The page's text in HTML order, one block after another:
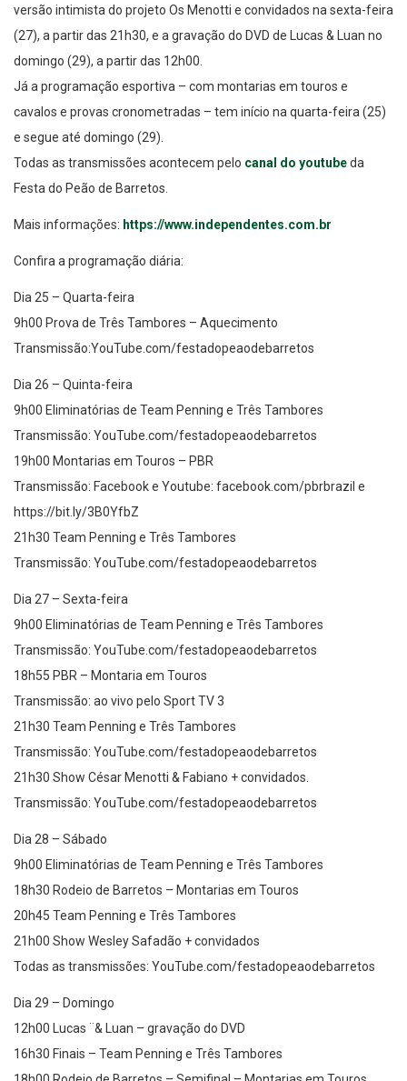
(27), a partir das 21h30, e a gravação do DVD de Lucas & Luan no
domingo (29), a partir das 12h00.
Já a programação esportiva – com montarias em touros e
cavalos e provas cronometradas – tem início na quarta-feira (25)
e segue até domingo (29).
Todas as transmissões acontecem pelo
Festa do Peão de Barretos.
9h00 Prova de Três Tambores – Aquecimento
Transmissão:YouTube.com/festadopeaodebarretos
9h00 Eliminatórias de Team Penning e Três Tambores
Transmissão: YouTube.com/festadopeaodebarretos
19h00 Montarias em Touros – PBR
Transmissão: Facebook e Youtube: facebook.com/pbrbrazil e
https://bit.ly/3B0YfbZ
21h30 Team Penning e Três Tambores
Transmissão: YouTube.com/festadopeaodebarretos
9h00 Eliminatórias de Team Penning e Três Tambores
Transmissão: YouTube.com/festadopeaodebarretos
18h55 PBR – Montaria em Touros
Transmissão: ao vivo pelo Sport TV 3
21h30 Team Penning e Três Tambores
Transmissão: YouTube.com/festadopeaodebarretos
21h30 Show César Menotti & Fabiano + convidados.
Transmissão: YouTube.com/festadopeaodebarretos
9h00 Eliminatórias de Team Penning e Três Tambores
18h30 Rodeio de Barretos – Montarias em Touros
20h45 Team Penning e Três Tambores
21h00 Show Wesley Safadão + convidados
Todas as transmissões: YouTube.com/festadopeaodebarretos
12h00 Lucas ¨& Luan – gravação do DVD
16h30 Finais – Team Penning e Três Tambores
18h00 Rodeio de Barretos – Semifinal – Montarias em Touros